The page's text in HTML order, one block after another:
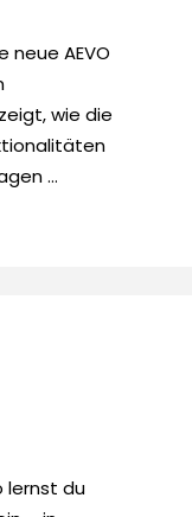
neue AEVO
wie die
…
lernst du